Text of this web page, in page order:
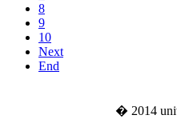
8
9
10
Next
End
� 2014